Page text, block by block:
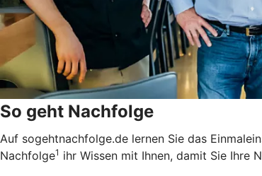
So geht Nachfolge
Auf sogehtnachfolge.de lernen Sie das
Nachfolge1 ihr Wissen mit Ihnen, damit Sie Ihre